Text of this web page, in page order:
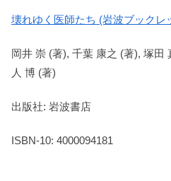
壊れゆく医師たち (岩波ブックレ
岡井 崇 (著), 千葉 康之 (著), 塚田
人 博 (著)
出版社: 岩波書店
ISBN-10: 4000094181